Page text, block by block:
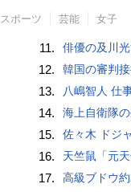
スポーツ 芸能 女子
11. 俳優の及川
12. 韓国の審判
13. 八嶋智人 仕
14. 海上自衛隊
15. 佐々木 ドジ
16. 天竺鼠「元
17. 高級ブドウ